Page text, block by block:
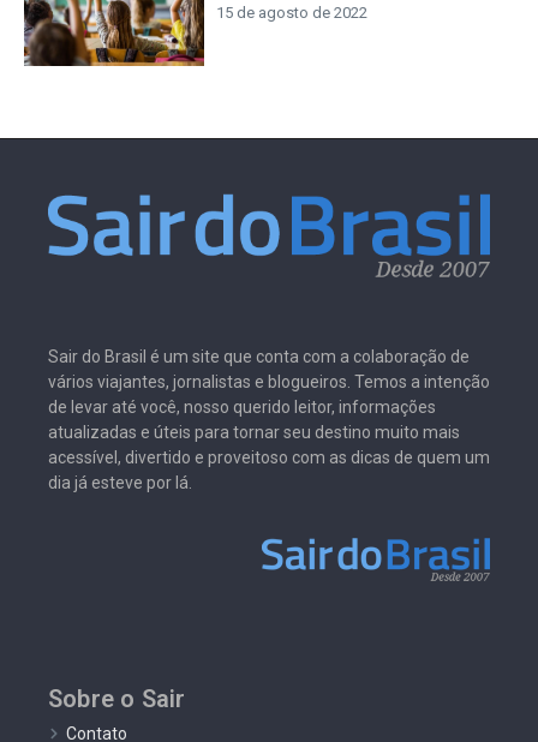
15 de agosto de 2022
Sair do Brasil é um site que conta com a colaboração de
vários viajantes, jornalistas e blogueiros. Temos a intenção
de levar até você, nosso querido leitor, informações
atualizadas e úteis para tornar seu destino muito mais
acessível, divertido e proveitoso com as dicas de quem um
dia já esteve por lá.
Sobre o Sair
Contato